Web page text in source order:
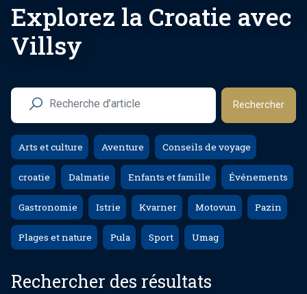
Explorez la Croatie avec
Villsy
Rechercher
Arts et culture Aventure Conseils de voyage
croatie Dalmatie Enfants et famille Événements
Gastronomie Istrie Kvarner Motovun Pazin
Plages et nature Pula Sport Umag
Rechercher des résultats